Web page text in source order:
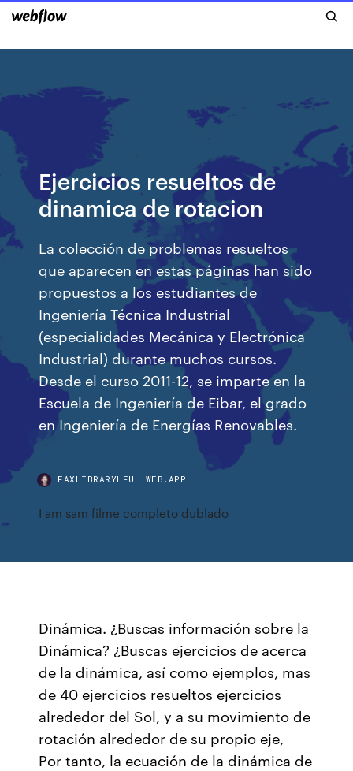
Ejercicios resueltos de
dinamica de rotacion
La colección de problemas resueltos
que aparecen en estas páginas han sido
propuestos a los estudiantes de
Ingeniería Técnica Industrial
(especialidades Mecánica y Electrónica
Industrial) durante muchos cursos.
Desde el curso 2011-12, se imparte en la
Escuela de Ingeniería de Eibar, el grado
en Ingeniería de Energías Renovables.
FAXLIBRARYHFUL.WEB.APP
I am sam filme completo dublado
Dinámica. ¿Buscas información sobre la
Dinámica? ¿Buscas ejercicios de acerca
de la dinámica, así como ejemplos, mas
de 40 ejercicios resueltos ejercicios
alrededor del Sol, y a su movimiento de
rotación alrededor de su propio eje,
Por tanto, la ecuación de la dinámica de